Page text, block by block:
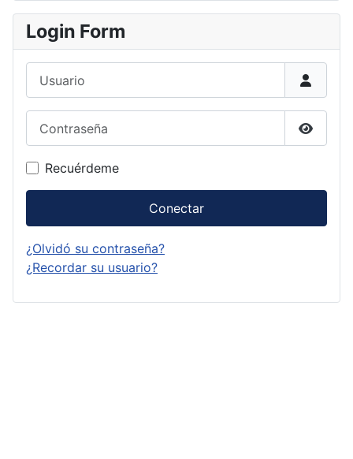
Login Form
Recuérdeme
Conectar
¿Olvidó su contraseña?
¿Recordar su usuario?